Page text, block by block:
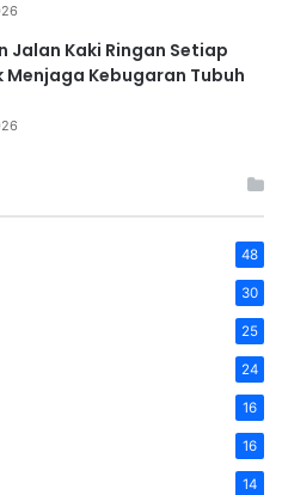
Jalan Kaki Ringan Setiap
Menjaga Kebugaran Tubuh
48
30
25
24
16
16
14